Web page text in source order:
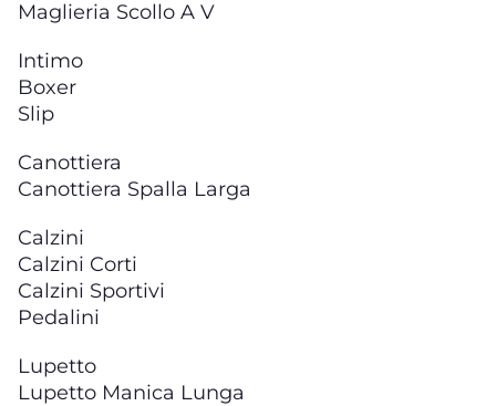
Maglieria Scollo A V
Intimo
Boxer
Slip
Canottiera
Canottiera Spalla Larga
Calzini
Calzini Corti
Calzini Sportivi
Pedalini
Lupetto
Lupetto Manica Lunga